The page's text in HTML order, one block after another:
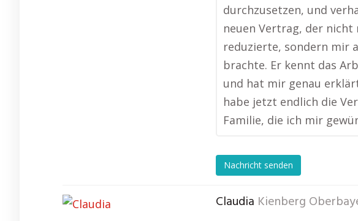
durchzusetzen, und
neuen Vertrag, der
reduzierte, sondern mir
brachte. Er kennt das
und hat mir genau
habe jetzt endlich die
Familie, die ich mir
Nachricht senden
Claudia Kienberg